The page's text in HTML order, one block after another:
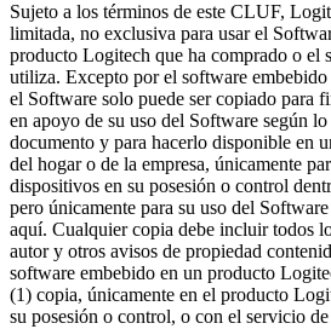
Sujeto a los términos de este CLUF,
limitada, no exclusiva para usar el
producto Logitech que ha comprado o el
utiliza. Excepto por el software
el Software solo puede ser copiado para
en apoyo de su uso del Software según
documento y para hacerlo disponible en
del hogar o de la empresa, únicamente
dispositivos en su posesión o control
pero únicamente para su uso del
aquí. Cualquier copia debe incluir todos
autor y otros avisos de propiedad
software embebido en un producto
(1) copia, únicamente en el producto
su posesión o control, o con el servicio